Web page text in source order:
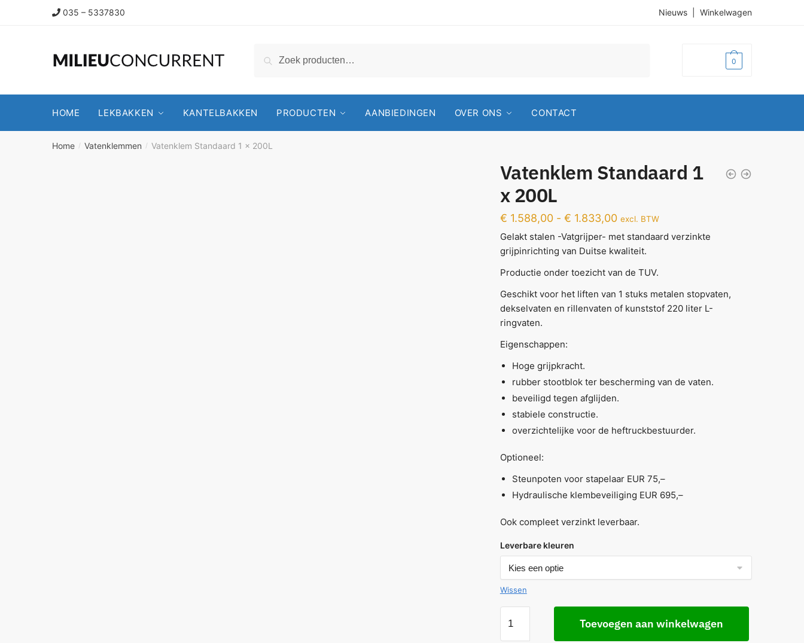
035 – 5337830 Nieuws Winkelwagen
Zoeken 0
HOME LEKBAKKEN KANTELBAKKEN PRODUCTEN AANBIEDINGEN OVER ONS CONTACT
Home / Vatenklemmen / Vatenklem Standaard 1 x 200L
Vatenklem Standaard 1
x 200L
€ 1.588,00 - € 1.833,00 excl. BTW
Gelakt stalen -Vatgrijper- met standaard verzinkte
grijpinrichting van Duitse kwaliteit.
Productie onder toezicht van de TUV.
Geschikt voor het liften van 1 stuks metalen stopvaten,
dekselvaten en rillenvaten of kunststof 220 liter L-
ringvaten.
Eigenschappen:
Hoge grijpkracht.
rubber stootblok ter bescherming van de vaten.
beveiligd tegen afglijden.
stabiele constructie.
overzichtelijke voor de heftruckbestuurder.
Optioneel:
Steunpoten voor stapelaar EUR 75,–
Hydraulische klembeveiliging EUR 695,–
Ook compleet verzinkt leverbaar.
Leverbare kleuren
Wissen
Toevoegen aan winkelwagen